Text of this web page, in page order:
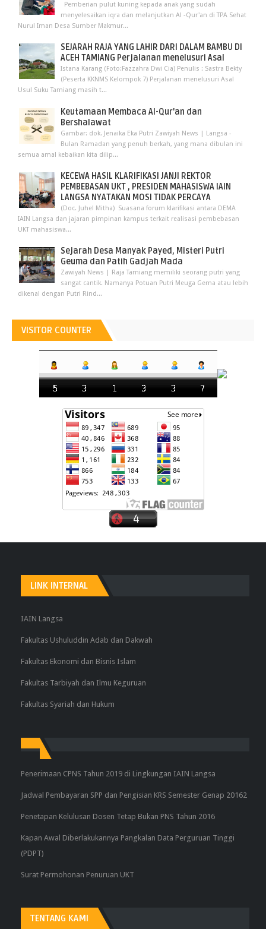
Pemberian pulut kuning kepada anak yang sudah
menyelesaikan iqra dan melanjutkan Al -Qur'an di TPA Sehat
Nurul Iman Desa Sumber Makmur...
SEJARAH RAJA YANG LAHIR DARI DALAM BAMBU DI
ACEH TAMIANG Perjalanan menelusuri Asal
Istana Karang (Foto:Fazzahra Dwi Cia) Penulis : Sastra Bekty
(Peserta KKNMS Kelompok 7) Perjalanan menelusuri Asal
Usul Suku Tamiang masih t...
Keutamaan Membaca Al-Qur'an dan
Bershalawat
Gambar: dok. Jenaika Eka Putri Zawiyah News | Langsa -
Bulan Ramadan yang penuh berkah, yang mana dibulan ini
semua amal kebaikan kita dilip...
KECEWA HASIL KLARIFIKASI JANJI REKTOR
PEMBEBASAN UKT , PRESIDEN MAHASISWA IAIN
LANGSA NYATAKAN MOSI TIDAK PERCAYA
(Doc. Juhel Mitha) Suasana forum klarifikasi antara DEMA
IAIN Langsa dan jajaran pimpinan kampus terkait realisasi pembebasan
UKT mahasiswa...
Sejarah Desa Manyak Payed, Misteri Putri
Geuma dan Patih Gadjah Mada
Zawiyah News | Raja Tamiang memiliki seorang putri yang
sangat cantik. Namanya Potuan Putri Meuga Gema atau lebih
dikenal dengan Putri Rind...
VISITOR COUNTER
LINK INTERNAL
IAIN Langsa
Fakultas Ushuluddin Adab dan Dakwah
Fakultas Ekonomi dan Bisnis Islam
Fakultas Tarbiyah dan Ilmu Keguruan
Fakultas Syariah dan Hukum
Penerimaan CPNS Tahun 2019 di Lingkungan IAIN Langsa
Jadwal Pembayaran SPP dan Pengisian KRS Semester Genap 20162
Penetapan Kelulusan Dosen Tetap Bukan PNS Tahun 2016
Kapan Awal Diberlakukannya Pangkalan Data Perguruan Tinggi
(PDPT)
Surat Permohonan Penuruan UKT
TENTANG KAMI